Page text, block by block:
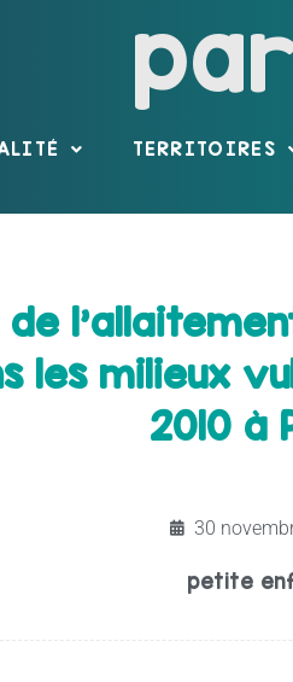
TERRITOIRES
de
les milieux
2010 à
30
petite